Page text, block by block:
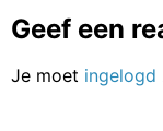
Geef een
Je moet ingelogd